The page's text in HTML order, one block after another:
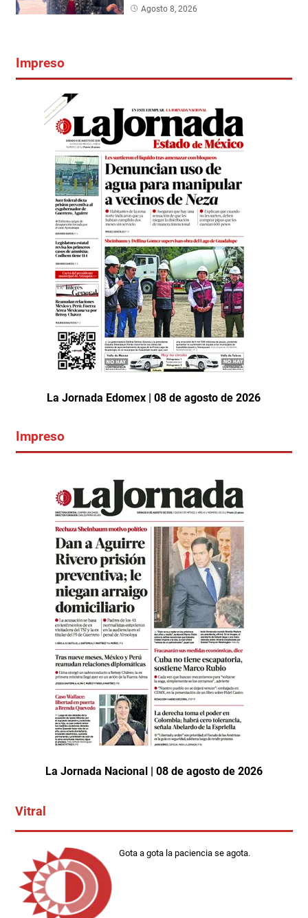
Agosto 8, 2026
Impreso
La Jornada Edomex | 08 de agosto de 2026
Impreso
La Jornada Nacional | 08 de agosto de 2026
Vitral
Gota a gota la paciencia se agota.